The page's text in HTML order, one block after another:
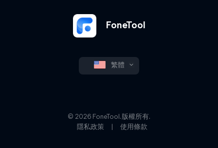
FoneTool
繁體
© 2026 FoneTool. 版權所有.
隱私政策
使用條款